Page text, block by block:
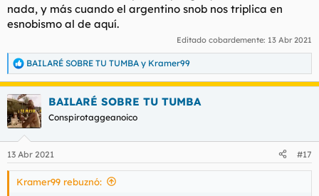
apenas vive gente en esa zona del mundo. ¿Trataste con
nativos? ¿A qué razas pertenecían? Haces referencia a la tierra
de fuego, pero eso no se considera la Antártida aunque se
llame así la provincia argentina, ¿no? ¿Has estado en Ushuaia
o alguna ciudad de por ahí?
Pero qué coño LOL Cuenta algún detalle más de esto.
nada, y más cuando el argentino snob nos triplica en
esnobismo al de aquí.
Editado cobardemente: 13 Abr 2021
R
e
a
c
c
i
e
s
BAILARÉ SOBRE TU TUMBA y Kramer99
BAILARÉ SOBRE TU TUMBA
Conspirotaggeanoico
13 Abr 2021 #17
Kramer99 rebuznó: